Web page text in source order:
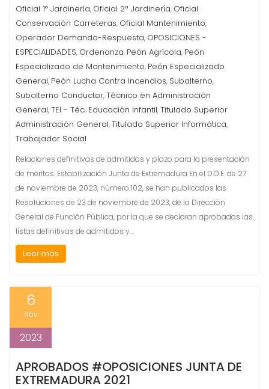
Oficial 1º Jardinería, Oficial 2ª Jardinería, Oficial
Conservación Carreteras, Oficial Mantenimiento,
Operador Demanda-Respuesta, OPOSICIONES -
ESPECIALIDADES, Ordenanza, Peón Agrícola, Peón
Especializado de Mantenimiento, Peón Especializado
General, Peón Lucha Contra Incendios, Subalterno,
Subalterno Conductor,Técnico en Administración
General,TEI - Téc. Educación Infantil,Titulado Superior
Administración General,Titulado Superior Informática,
Trabajador Social
Relaciones definitivas de admitidos y plazo para la presentación
de méritos. Estabilización Junta de Extremadura En el D.O.E. de 27
de noviembre de 2023, número 102, se han publicados las
Resoluciones de 23 de noviembre de 2023, de la Dirección
General de Función Pública, por la que se declaran aprobadas las
listas definitivas de admitidos y…
Leer más
6
Nov
2023
APROBADOS #OPOSICIONES JUNTA DE
EXTREMADURA 2021